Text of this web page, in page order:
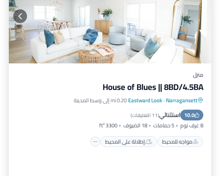
منزل
House of Blues || 8BD/4.5BA
Narragansett
·
Eastward Look0.20 mi إلى وسط المدينة
10.0 استثنائي(11 التعليقات )
8 غرف نوم 5 حمامات 18 الضيوف
3300 ft²
مواجه للمحيط
إطلالة على المحيط
مواجه للمحيط
إطلالة على المحيط
شرفة / تراس